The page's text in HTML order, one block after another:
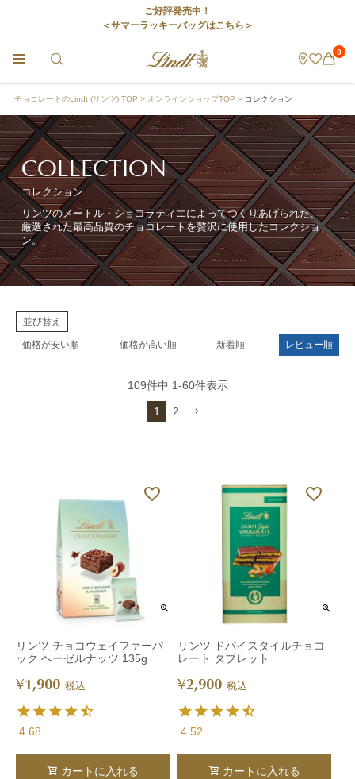
ご好評発売中！
＜サマーラッキーバッグはこちら＞
0
チョコレートのLindt (リンツ) TOP オンラインショップTOP コレクション
COLLECTION
コレクション
リンツのメートル・ショコラティエによってつくりあげられた、
厳選された最高品質のチョコレートを贅沢に使用したコレクショ
ン。
並び替え
価格が安い順 価格が高い順 新着順 レビュー順
109件中 1-60件表示
1 2
リンツ チョコウェイファーパ
ック ヘーゼルナッツ 135g
¥1,900 税込
4.68
カートに入れる
リンツ ドバイスタイルチョコ
レート タブレット
¥2,900 税込
4.52
カートに入れる